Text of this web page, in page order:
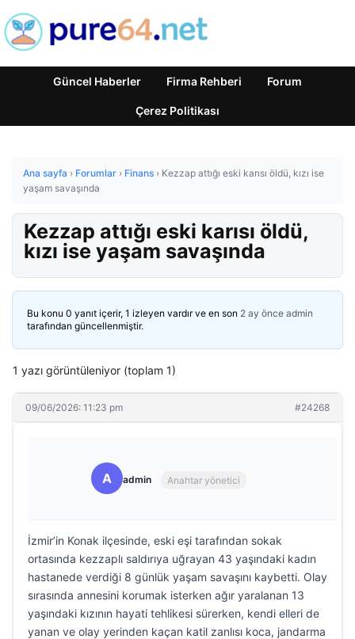
Güncel Haberler Firma Rehberi Forum
Çerez Politikası
Ana sayfa › Forumlar › Finans › Kezzap attığı eski karısı öldü, kızı ise
yaşam savaşında
Kezzap attığı eski karısı öldü,
kızı ise yaşam savaşında
Bu konu 0 yanıt içerir, 1 izleyen vardır ve en son 2 ay önce admin
tarafından güncellenmiştir.
1 yazı görüntüleniyor (toplam 1)
09/06/2026: 11:23 pm #24268
A admin Anahtar yönetici
İzmir’in Konak ilçesinde, eski eşi tarafından sokak
ortasında kezzaplı saldırıya uğrayan 43 yaşındaki kadın
hastanede verdiği 8 günlük yaşam savaşını kaybetti. Olay
sırasında annesini korumak isterken ağır yaralanan 13
yaşındaki kızının hayati tehlikesi sürerken, kendi elleri de
yanan ve olay yerinden kaçan katil zanlısı koca, jandarma